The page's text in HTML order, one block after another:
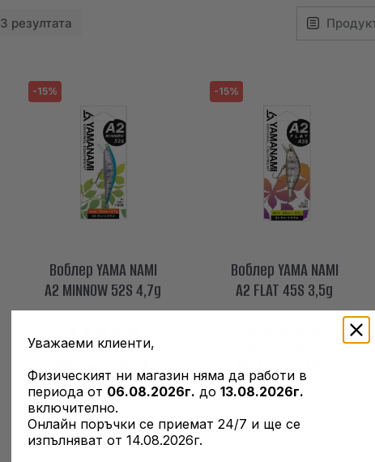
резултата
-15%
Воблер YAMA NAMI
A2 MINNOW 52S 4,7g
3235лв. / 1654€
-15%
Воблер YAMA NAMI
A2 FLAT 45S 3,5g
лв.
Уважаеми клиенти,
Физическият ни магазин няма да работи в
периода от 06.08.2026г. до 13.08.2026г.
включително.
Онлайн поръчки се приемат 24/7 и ще се
изпълняват от 14.08.2026г.